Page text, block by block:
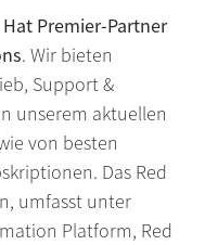
Premier-Partner
. Wir bieten
Support &
unserem aktuellen
von besten
Das Red
umfasst unter
Platform, Red